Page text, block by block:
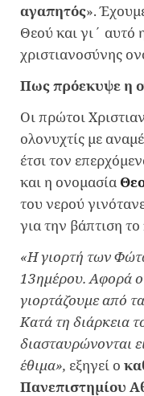
αγαπητός».
Θεού και γι΄ αυτό
χριστιανοσύνης
Πως πρόεκυψε η
Οι πρώτοι
ολονυχτίς με
έτσι τον
και η ονομασία
του νερού
για την βάπτιση
«Η γιορτή των
13ημέρου. Αφορά
γιορτάζουμε από
Κατά τη διάρκεια
διασταυρώνονται
έθιμα», εξηγεί ο
Πανεπιστημίου